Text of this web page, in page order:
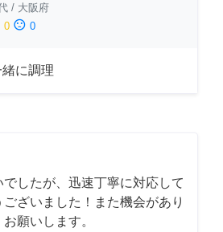
/ 大阪府
0 sentiment_dissatisfied 0
に調理
したが、迅速丁寧に対応して
ざいました！また機会があり
願いします。